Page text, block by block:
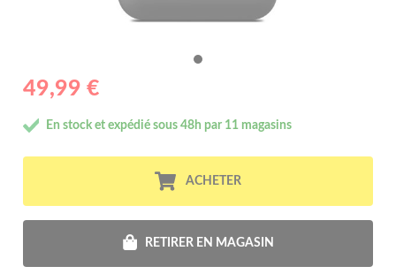
49,99 €
En stock et expédié sous 48h par 11 magasins
ACHETER
RETIRER EN MAGASIN